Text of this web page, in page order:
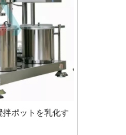
ポットを乳化す